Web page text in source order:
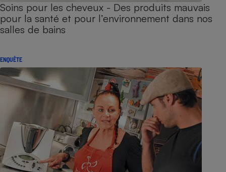
Soins pour les cheveux - Des produits mauvais
pour la santé et pour l’environnement dans nos
salles de bains
ENQUÊTE